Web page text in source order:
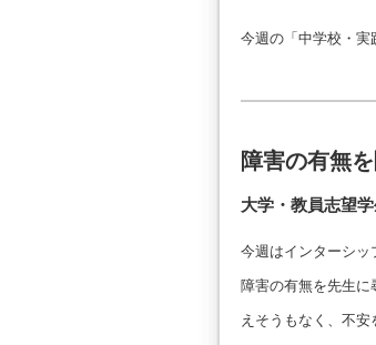
今週の「中学校・実
障害の有無
大学・教員志望学
今週はインターシッ
障害の有無を先生
えそうもなく、不